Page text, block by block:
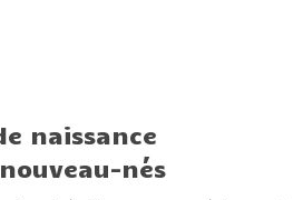
naissance
nés